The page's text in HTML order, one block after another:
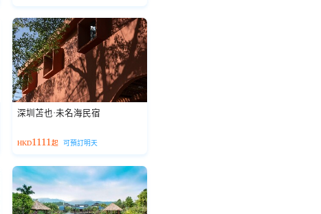
深圳苫也·未名海民宿
HKD1111 起 可預訂明天